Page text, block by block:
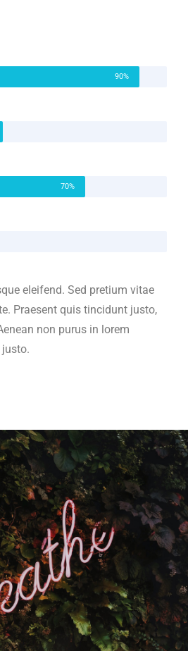
90%
70%
eleifend. Sed pretium vitae
Praesent quis tincidunt justo,
non purus in lorem